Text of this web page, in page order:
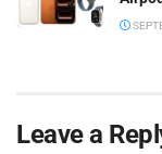
Leave a